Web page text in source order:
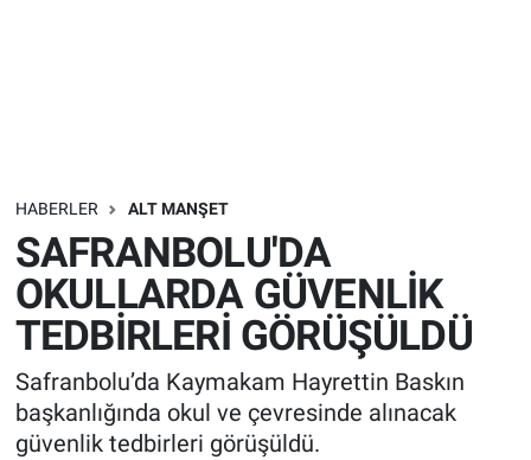
HABERLER ALT MANŞET
SAFRANBOLU'DA
OKULLARDA GÜVENLİK
TEDBİRLERİ GÖRÜŞÜLDÜ
Safranbolu’da Kaymakam Hayrettin Baskın
başkanlığında okul ve çevresinde alınacak
güvenlik tedbirleri görüşüldü.